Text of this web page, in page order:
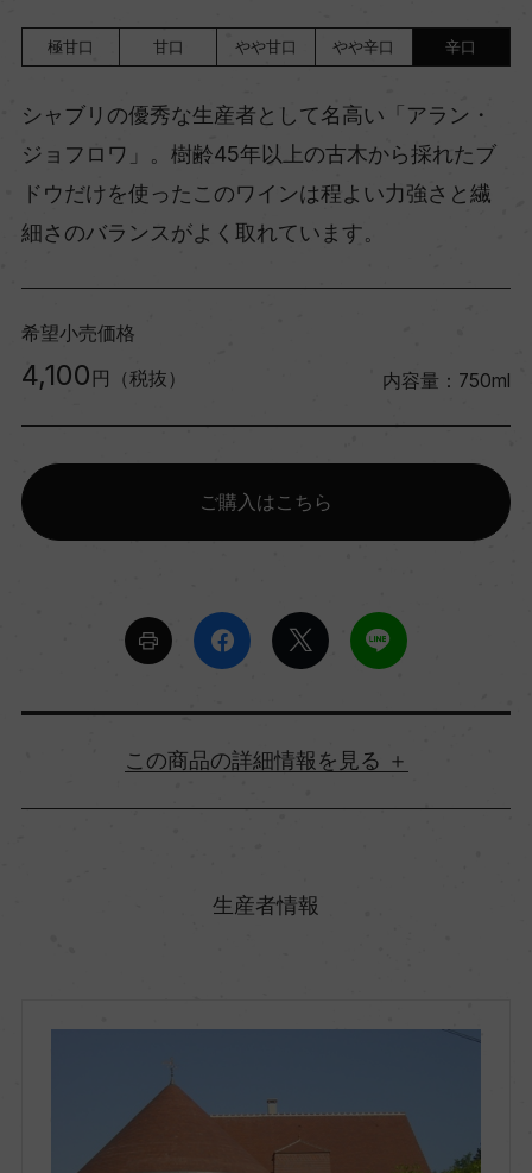
極甘口 甘口 やや甘口 やや辛口 辛口
シャブリの優秀な生産者として名高い「アラン・
ジョフロワ」。樹齢45年以上の古木から採れたブ
ドウだけを使ったこのワインは程よい力強さと繊
細さのバランスがよく取れています。
希望小売価格
4,100 円（税抜） 内容量：750ml
ご購入はこちら
詳細情報
生産者情報